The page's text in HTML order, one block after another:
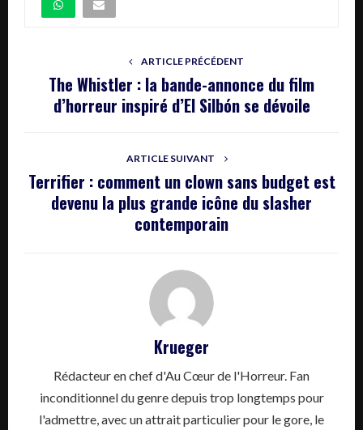
ARTICLE PRÉCÉDENT
The Whistler : la bande-annonce du film
d’horreur inspiré d’El Silbón se dévoile
ARTICLE SUIVANT
Terrifier : comment un clown sans budget est
devenu la plus grande icône du slasher
contemporain
Krueger
Rédacteur en chef d'Au Cœur de l'Horreur. Fan
inconditionnel du genre depuis trop longtemps pour
l'admettre, avec un attrait particulier pour le gore, le